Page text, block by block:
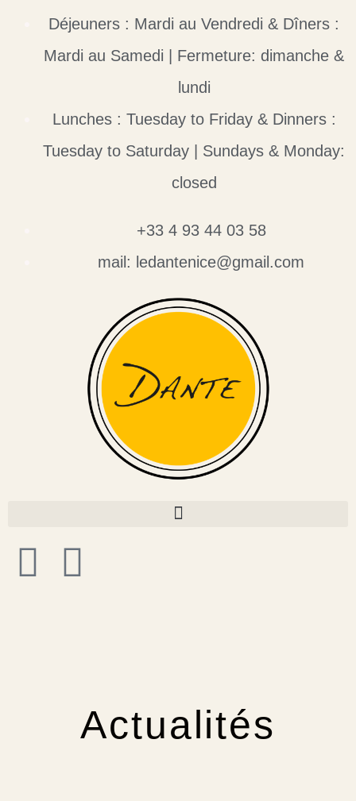
Déjeuners : Mardi au Vendredi & Dîners :
Mardi au Samedi | Fermeture: dimanche &
lundi
Lunches : Tuesday to Friday & Dinners :
Tuesday to Saturday | Sundays & Monday:
closed
+33 4 93 44 03 58
mail: ledantenice@gmail.com
Actualités